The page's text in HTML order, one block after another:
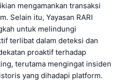
mengamankan transaksi
Selain itu, Yayasan RARI
untuk melindungi
terlibat dalam deteksi dan
proaktif terhadap
terutama mengingat insiden
yang dihadapi platform.